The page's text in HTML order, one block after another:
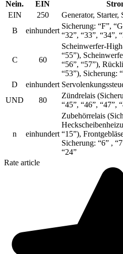
Nein. EIN
EIN
250
Generator, Starter,
B
einhundert
Sicherung: “F”,
“32”, “33”, “34”,
C 60
Scheinwerfer-
“55”),
“56”, “57”),
“53”), Sicherung:
D
einhundert
UND
80
Zündrelais
“45”, “46”, “47”,
n einhundert
Zubehörrelais
“15”),
Sicherung: “6” ,
“24”
Rate article